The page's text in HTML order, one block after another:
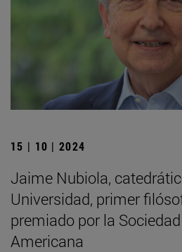
15 | 10 | 2024
Jaime Nubiola,
Universidad, primer
premiado por la
Americana